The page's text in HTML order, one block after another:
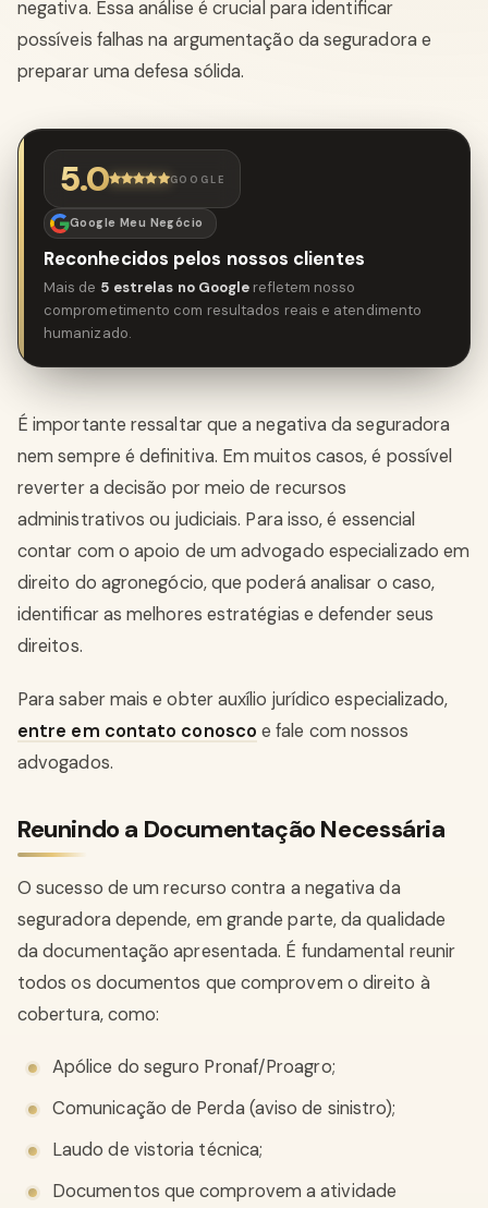
negativa. Essa análise é crucial para identificar
possíveis falhas na argumentação da seguradora e
preparar uma defesa sólida.
5.0 GOOGLE
Google Meu Negócio
Reconhecidos pelos nossos clientes
Mais de 5 estrelas no Google refletem nosso
comprometimento com resultados reais e atendimento
humanizado.
É importante ressaltar que a negativa da seguradora
nem sempre é definitiva. Em muitos casos, é possível
reverter a decisão por meio de recursos
administrativos ou judiciais. Para isso, é essencial
contar com o apoio de um advogado especializado em
direito do agronegócio, que poderá analisar o caso,
identificar as melhores estratégias e defender seus
direitos.
Para saber mais e obter auxílio jurídico especializado,
entre em contato conosco e fale com nossos
advogados.
Reunindo a Documentação Necessária
O sucesso de um recurso contra a negativa da
seguradora depende, em grande parte, da qualidade
da documentação apresentada. É fundamental reunir
todos os documentos que comprovem o direito à
cobertura, como:
Apólice do seguro Pronaf/Proagro;
Comunicação de Perda (aviso de sinistro);
Laudo de vistoria técnica;
Documentos que comprovem a atividade